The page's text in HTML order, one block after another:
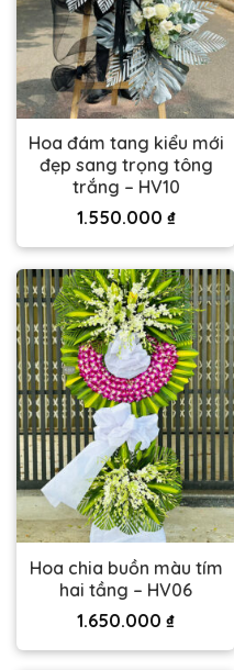
Hoa đám tang kiểu mới
đẹp sang trọng tông
trắng – HV10
1.550.000 ₫
Hoa chia buồn màu tím
hai tầng – HV06
1.650.000 ₫